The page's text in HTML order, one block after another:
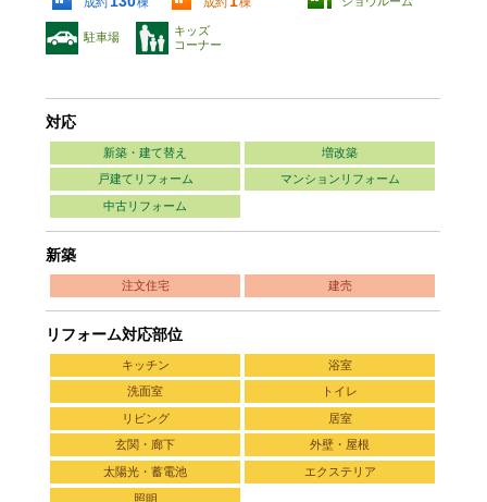
駐車場
キッズ
コーナー
対応
新築・建て替え 増改築
戸建てリフォーム マンションリフォーム
中古リフォーム
新築
注文住宅 建売
リフォーム対応部位
キッチン 浴室
洗面室 トイレ
リビング 居室
玄関・廊下 外壁・屋根
太陽光・蓄電池 エクステリア
照明